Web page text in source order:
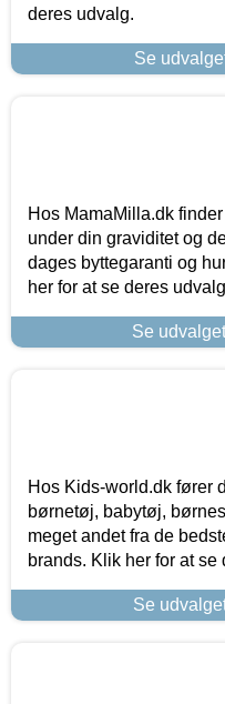
deres udvalg.
Se
Hos MamaMilla.dk
under din graviditet og
dages byttegaranti og
her for at se deres
Se
Hos Kids-world.dk fører
børnetøj, babytøj,
meget andet fra de
brands. Klik her for at se
Se